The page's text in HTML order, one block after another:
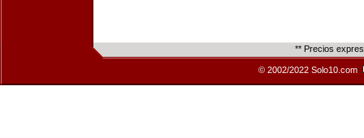
** Precios
© 2002/2022 Solo10.com